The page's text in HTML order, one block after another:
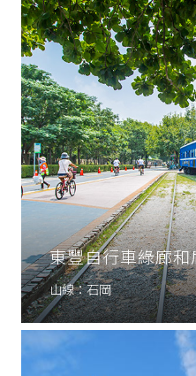
東豐自行車綠廊
山線：石岡